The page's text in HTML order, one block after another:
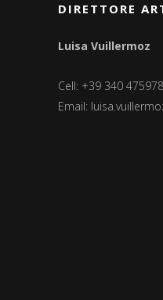
DIRETTORE
Luisa Vuillermoz
Cell: +39 340
Email: